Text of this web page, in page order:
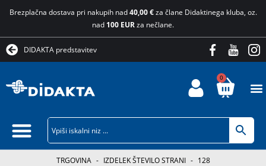
Brezplačna dostava pri nakupih nad40,00 €za člane Didaktinega kluba, oz.
nad 100 EURza nečlane.
DIDAKTA predstavitev
0
TRGOVINA - IZDELEK ŠTEVILO STRANI - 128